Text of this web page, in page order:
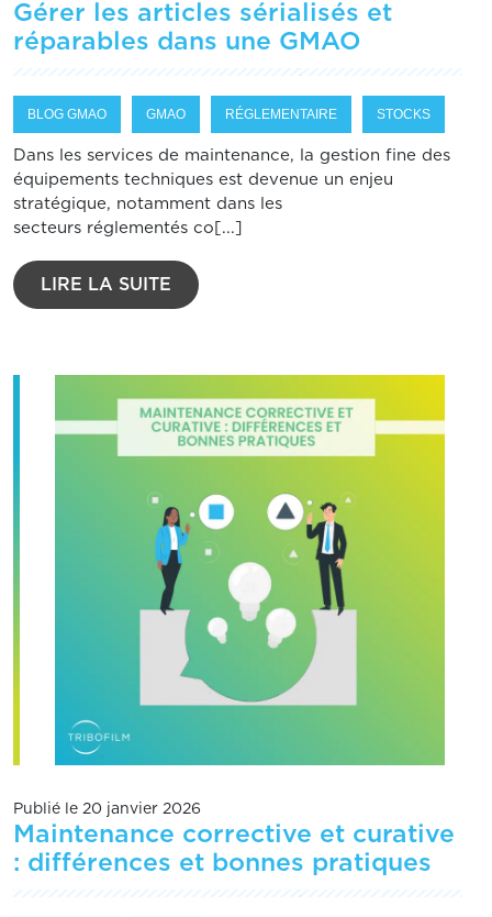
Gérer les articles sérialisés et
réparables dans une GMAO
BLOG GMAO GMAO RÉGLEMENTAIRE STOCKS
Dans les services de maintenance, la gestion fine des
équipements techniques est devenue un enjeu
stratégique, notamment dans les
secteurs réglementés co[...]
LIRE LA SUITE
Publié le 20 janvier 2026
Maintenance corrective et curative
: différences et bonnes pratiques